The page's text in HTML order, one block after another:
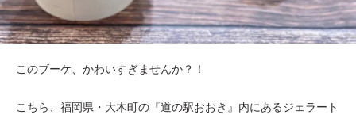
このブーケ、かわいすぎませんか？！
こちら、福岡県・大木町の『道の駅おおき』内にあるジェラート